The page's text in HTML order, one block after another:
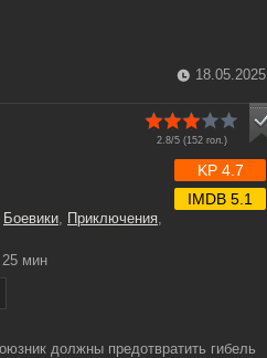
18.05.2025
2.8/5 (152гол.)
Боевики, Приключения,
25 мин
KP 4.7
IMDB 5.1
должны предотвратить гибель